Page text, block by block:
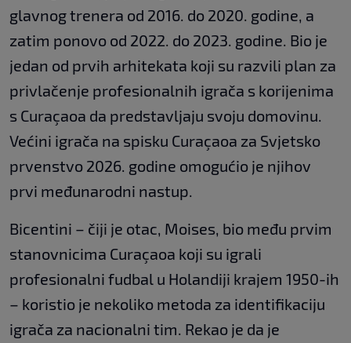
glavnog trenera od 2016. do 2020. godine, a
zatim ponovo od 2022. do 2023. godine. Bio je
jedan od prvih arhitekata koji su razvili plan za
privlačenje profesionalnih igrača s korijenima
s Curaçaoa da predstavljaju svoju domovinu.
Većini igrača na spisku Curaçaoa za Svjetsko
prvenstvo 2026. godine omogućio je njihov
prvi međunarodni nastup.
Bicentini – čiji je otac, Moises, bio među prvim
stanovnicima Curaçaoa koji su igrali
profesionalni fudbal u Holandiji krajem 1950-ih
– koristio je nekoliko metoda za identifikaciju
igrača za nacionalni tim. Rekao je da je